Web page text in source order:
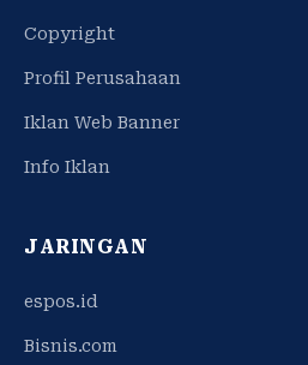
Copyright
Profil Perusahaan
Iklan Web Banner
Info Iklan
JARINGAN
espos.id
Bisnis.com